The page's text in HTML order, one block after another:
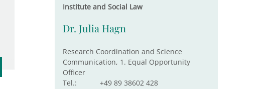
Institute and Social Law
Dr. Julia Hagn
Research Coordination and Science
Communication, 1. Equal Opportunity
Officer
Tel.:
+49 89 38602 428